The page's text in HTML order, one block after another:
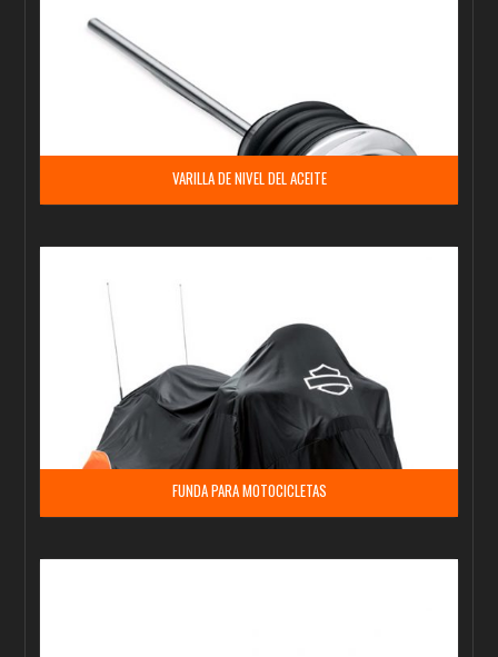
VARILLA DE NIVEL DEL ACEITE
FUNDA PARA MOTOCICLETAS